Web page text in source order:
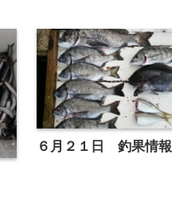
６月２１日 釣果情報